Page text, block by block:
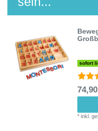
sofort
*inkl.